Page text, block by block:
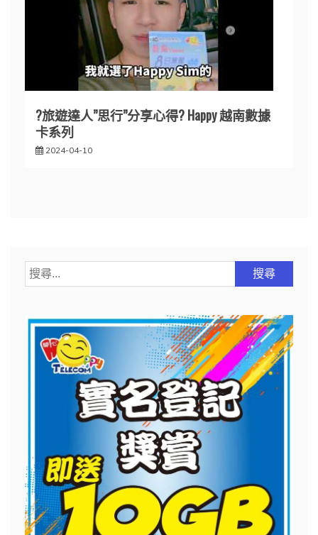
?旅遊達人”思行”分享心得? Happy 越南數據
卡系列
2024-04-10
搜
尋
鍵